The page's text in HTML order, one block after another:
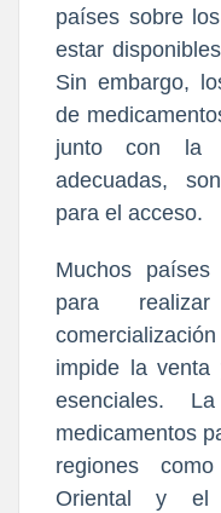
países sobre
estar
Sin embargo,
de
junto con la
adecuadas,
para el acceso.
Muchos
para
impide la venta
esenciales.
medicamentos
regiones
Oriental y el